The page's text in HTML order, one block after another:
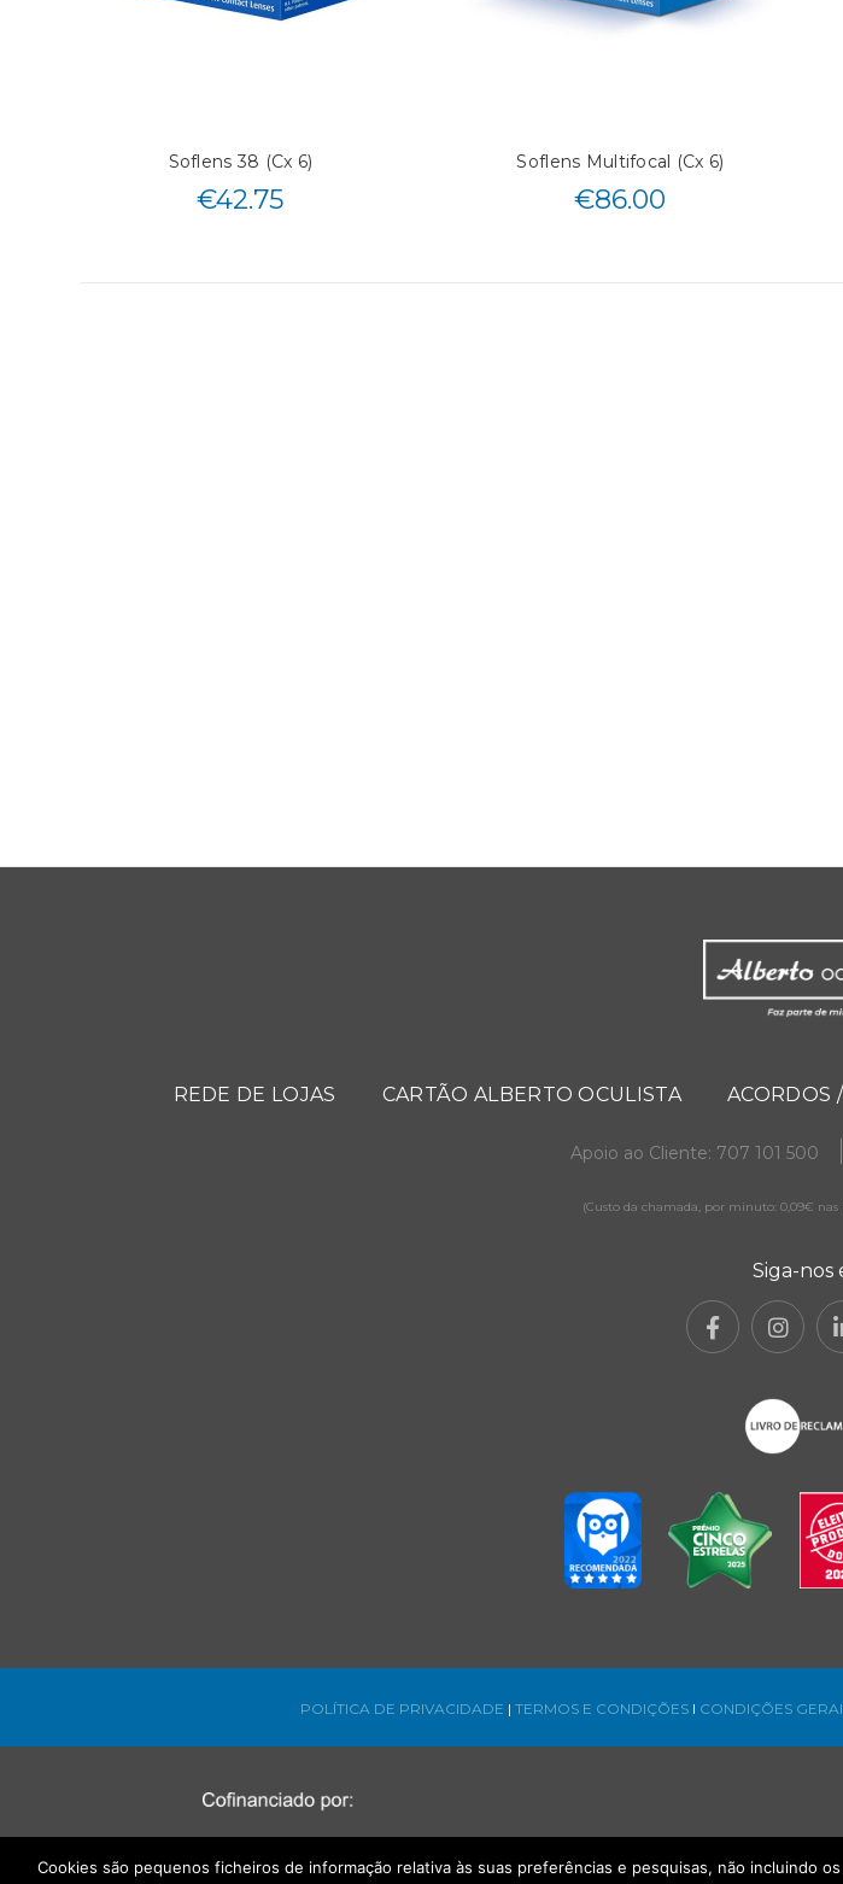
Soflens 38 (Cx 6)
€42.75
Soflens Multifocal (Cx 6)
€86.00
REDE DE LOJAS CARTÃO ALBERTO OCULISTA ACORDOS
Apoio ao Cliente: 707 101 500
(Custo da chamada, por minuto: 0,09€ nas
Siga-nos
POLÍTICA DE PRIVACIDADE | TERMOS E CONDIÇÕES l CONDIÇÕES
Cookies são pequenos ficheiros de informação relativa às suas preferências e pesquisas, não incluindo